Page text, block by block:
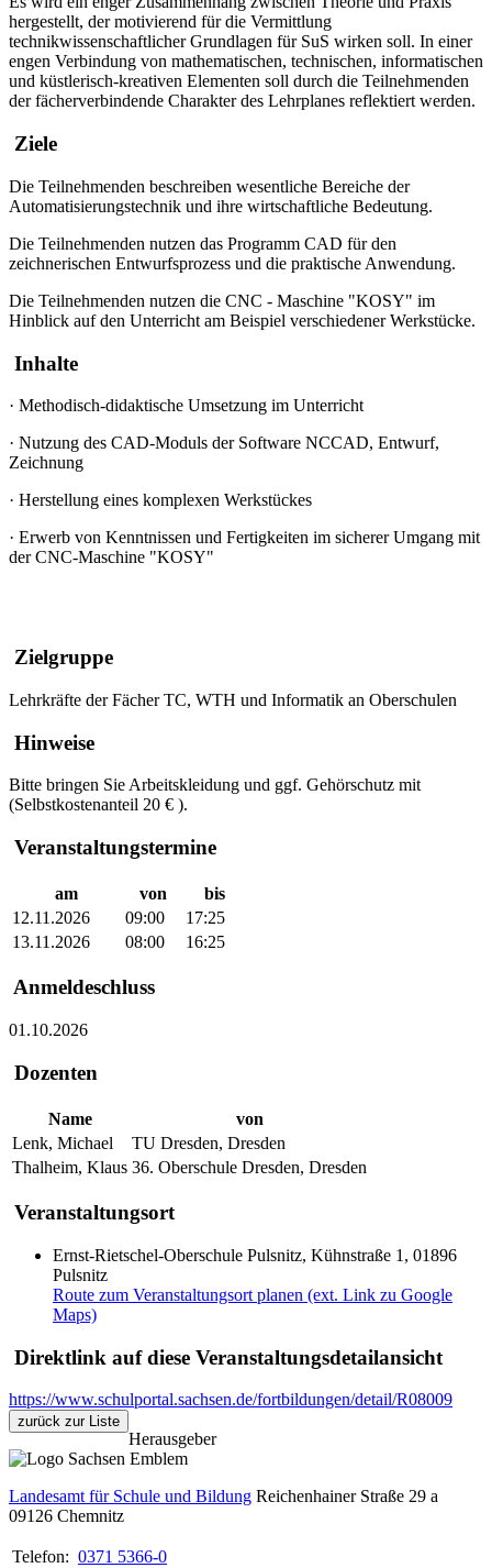
hergestellt, der motivierend für die Vermittlung
technikwissenschaftlicher Grundlagen für SuS wirken soll. In einer
engen Verbindung von mathematischen, technischen, informatischen
und küstlerisch-kreativen Elementen soll durch die Teilnehmenden
der fächerverbindende Charakter des Lehrplanes reflektiert werden.
Ziele
Die Teilnehmenden beschreiben wesentliche Bereiche der
Automatisierungstechnik und ihre wirtschaftliche Bedeutung.
Die Teilnehmenden nutzen das Programm CAD für den
zeichnerischen Entwurfsprozess und die praktische Anwendung.
Die Teilnehmenden nutzen die CNC - Maschine "KOSY" im
Hinblick auf den Unterricht am Beispiel verschiedener Werkstücke.
Inhalte
· Methodisch-didaktische Umsetzung im Unterricht
· Nutzung des CAD-Moduls der Software NCCAD, Entwurf,
Zeichnung
· Herstellung eines komplexen Werkstückes
· Erwerb von Kenntnissen und Fertigkeiten im sicherer Umgang mit
der CNC-Maschine "KOSY"
Zielgruppe
Lehrkräfte der Fächer TC, WTH und Informatik an Oberschulen
Hinweise
Bitte bringen Sie Arbeitskleidung und ggf. Gehörschutz mit
(Selbstkostenanteil 20 € ).
Veranstaltungstermine
am von
bis
12.11.2026
09:00
17:25
13.11.2026
08:00 16:25
Anmeldeschluss
01.10.2026
Dozenten
Name
von
Lenk, Michael
TU Dresden, Dresden
Thalheim, Klaus 36. Oberschule Dresden, Dresden
Veranstaltungsort
Ernst-Rietschel-Oberschule Pulsnitz, Kühnstraße 1, 01896
Pulsnitz
Route zum Veranstaltungsort planen (ext. Link zu Google
Maps)
Direktlink auf diese Veranstaltungsdetailansicht
https://www.schulportal.sachsen.de/fortbildungen/detail/R08009
zurück zur Liste
Herausgeber
Landesamt für Schule und Bildung Reichenhainer Straße 29 a
09126 Chemnitz
Telefon: 0371 5366-0